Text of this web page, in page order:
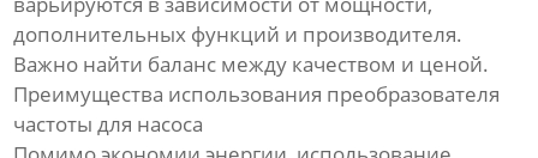
дополнительных функций и производителя.
Важно найти баланс между качеством и ценой.
Преимущества использования преобразователя
частоты для насоса